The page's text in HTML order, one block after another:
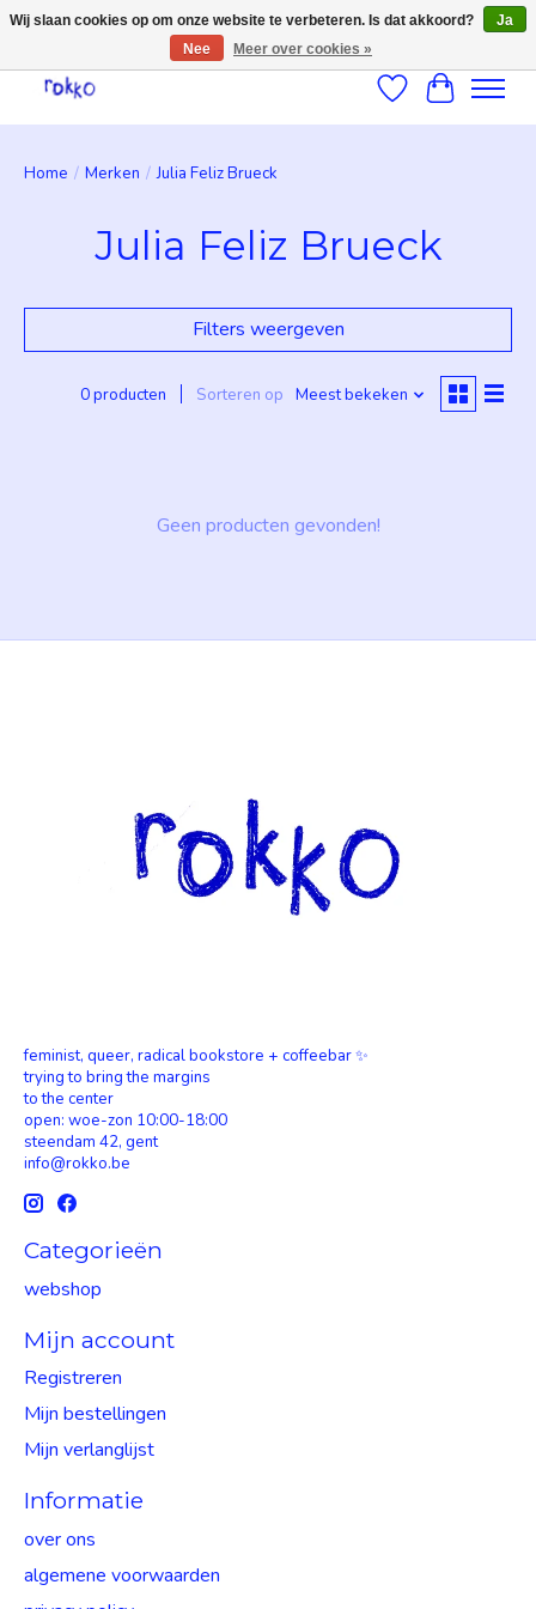
Verlanglijst
Home / Merken / Julia Feliz Brueck
Julia Feliz Brueck
Filters weergeven
0 producten Sorteren op Meest bekeken
Geen producten gevonden!
feminist, queer, radical bookstore + coffeebar ✨
trying to bring the margins
to the center
open: woe-zon 10:00-18:00
steendam 42, gent
info@rokko.be
Categorieën
webshop
Mijn account
Registreren
Mijn bestellingen
Mijn verlanglijst
Informatie
over ons
algemene voorwaarden
Wij slaan cookies op om onze website te verbeteren. Is dat akkoord?
Ja
Nee
Meer over cookies »